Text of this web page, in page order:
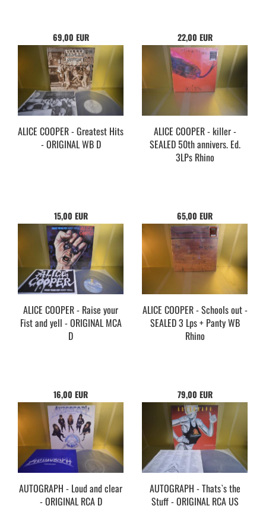
69,00 EUR 22,00 EUR
ALICE COOPER - Greatest Hits
- ORIGINAL WB D
15,00 EUR
ALICE COOPER - killer -
SEALED 50th annivers. Ed.
3LPs Rhino
65,00 EUR
ALICE COOPER - Raise your
Fist and yell - ORIGINAL MCA
D
16,00 EUR
ALICE COOPER - Schools out -
SEALED 3 Lps + Panty WB
Rhino
79,00 EUR
AUTOGRAPH - Loud and clear
- ORIGINAL RCA D
AUTOGRAPH - Thats`s the
Stuff - ORIGINAL RCA US